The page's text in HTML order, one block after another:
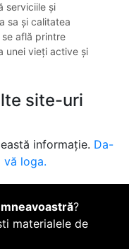
serviciile și
sa și calitatea
află printre
unei vieți active și
site-uri
informație. Da-
loga.
?
materialele de